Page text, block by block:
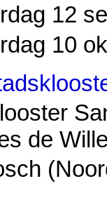
12
10
de